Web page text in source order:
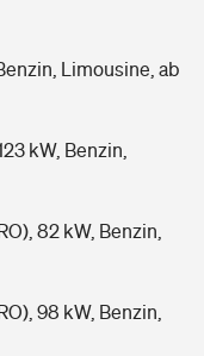
Limousine, ab
kW, Benzin,
82 kW, Benzin,
98 kW, Benzin,